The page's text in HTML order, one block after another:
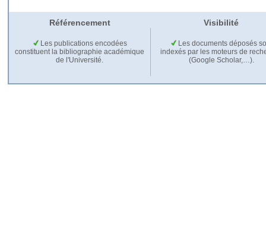
Référencement Visibilité
Les publications encodées
constituent la bibliographie académique
de l'Université.
Les documents déposés
indexés par les moteurs de
(Google Scholar,…).